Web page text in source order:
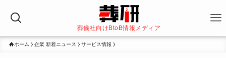
葬儀社向けBtoB情報メディア
ホーム 企業 新着ニュース サービス情報